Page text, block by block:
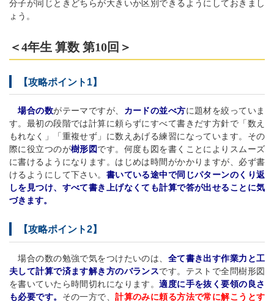
分子が同じときどちらが大きいか区別できるようにしておきまし
ょう。
＜4年生 算数 第10回＞
【攻略ポイント1】
場合の数がテーマですが、 カードの並べ方に題材を絞っていま
す。最初の段階では計算に頼らずにすべて書きだす方針で「数え
もれなく」「重複せず」に数えあげる練習になっています。その
際に役立つのが樹形図です。何度も図を書くことによりスムーズ
に書けるようになります。はじめは時間がかかりますが、必ず書
けるようにして下さい。 書いている途中で同じパターンのくり返
しを見つけ、すべて書き上げなくても計算で答が出せることに気
づきます。
【攻略ポイント2】
場合の数の勉強で気をつけたいのは、 全て書き出す作業力と工
夫して計算で済ます解き方のバランスです。テストで全問樹形図
を書いていたら時間切れになります。適度に手を抜く要領の良さ
も必要です。 その一方で、計算のみに頼る方法で常に解こうとす